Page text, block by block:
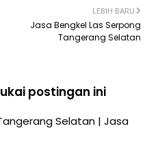
LEBIH BARU
Jasa Bengkel Las Serpong
Tangerang Selatan
postingan ini
Selatan | Jasa